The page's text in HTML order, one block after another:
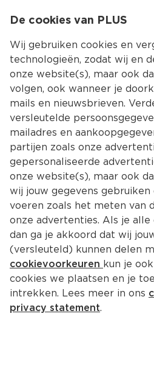
De cookies van PLUS
Wij gebruiken cookies en
technologieën, zodat wij en
onze website(s), maar ook
volgen, ook wanneer je
mails en nieuwsbrieven.
versleutelde
mailadres en
partijen zoals onze
gepersonaliseerde
onze website(s), maar ook
wij jouw gegevens gebruiken
voeren zoals het meten van
onze advertenties. Als je
dan ga je akkoord dat wij
(versleuteld) kunnen delen
cookievoorkeuren kun je
cookies we plaatsen en je
intrekken. Lees meer in ons
privacy statement.